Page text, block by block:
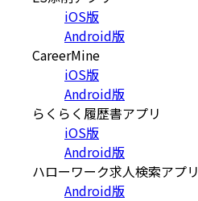
iOS版
Android版
CareerMine
iOS版
Android版
らくらく履歴書アプリ
iOS版
Android版
ハローワーク求人検索アプリ
Android版